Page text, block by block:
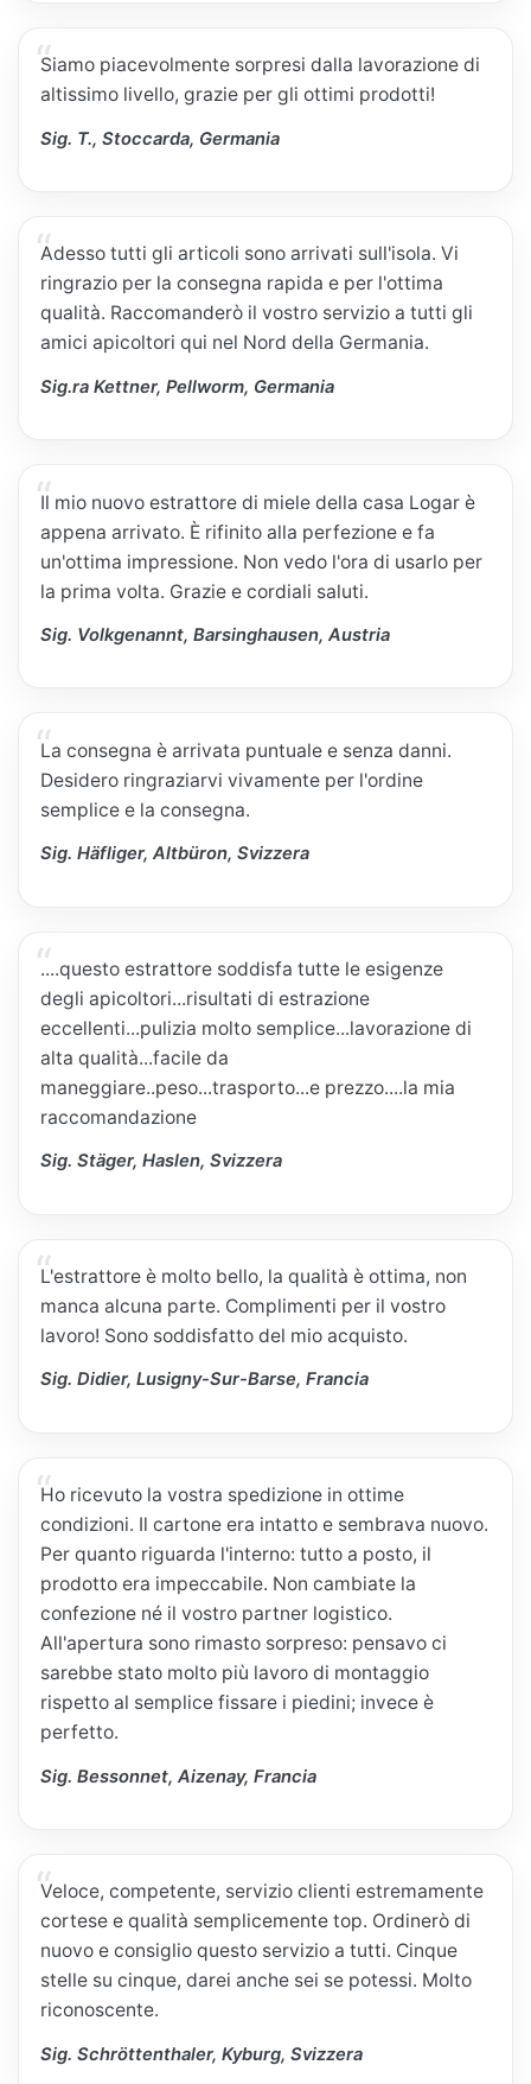
Siamo piacevolmente sorpresi dalla lavorazione di
altissimo livello, grazie per gli ottimi prodotti!
Sig. T., Stoccarda, Germania
Adesso tutti gli articoli sono arrivati sull'isola. Vi
ringrazio per la consegna rapida e per l'ottima
qualità. Raccomanderò il vostro servizio a tutti gli
amici apicoltori qui nel Nord della Germania.
Sig.ra Kettner, Pellworm, Germania
Il mio nuovo estrattore di miele della casa Logar è
appena arrivato. È rifinito alla perfezione e fa
un'ottima impressione. Non vedo l'ora di usarlo per
la prima volta. Grazie e cordiali saluti.
Sig. Volkgenannt, Barsinghausen, Austria
La consegna è arrivata puntuale e senza danni.
Desidero ringraziarvi vivamente per l'ordine
semplice e la consegna.
Sig. Häfliger, Altbüron, Svizzera
....questo estrattore soddisfa tutte le esigenze
degli apicoltori...risultati di estrazione
eccellenti...pulizia molto semplice...lavorazione di
alta qualità...facile da
maneggiare..peso...trasporto...e prezzo....la mia
raccomandazione
Sig. Stäger, Haslen, Svizzera
L'estrattore è molto bello, la qualità è ottima, non
manca alcuna parte. Complimenti per il vostro
lavoro! Sono soddisfatto del mio acquisto.
Sig. Didier, Lusigny-Sur-Barse, Francia
Ho ricevuto la vostra spedizione in ottime
condizioni. Il cartone era intatto e sembrava nuovo.
Per quanto riguarda l'interno: tutto a posto, il
prodotto era impeccabile. Non cambiate la
confezione né il vostro partner logistico.
All'apertura sono rimasto sorpreso: pensavo ci
sarebbe stato molto più lavoro di montaggio
rispetto al semplice fissare i piedini; invece è
perfetto.
Sig. Bessonnet, Aizenay, Francia
Veloce, competente, servizio clienti estremamente
cortese e qualità semplicemente top. Ordinerò di
nuovo e consiglio questo servizio a tutti. Cinque
stelle su cinque, darei anche sei se potessi. Molto
riconoscente.
Sig. Schröttenthaler, Kyburg, Svizzera